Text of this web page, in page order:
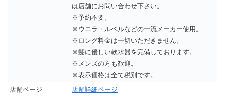
は店舗にお問い合わせ下さい。
※予約不要。
※ウエラ・ルベルなどの一流メーカー使用。
※ロング料金は一切いただきません。
※髪に優しい軟水器を完備しております。
※メンズの方も歓迎。
※表示価格は全て税別です。
店舗ページ
店舗詳細ページ